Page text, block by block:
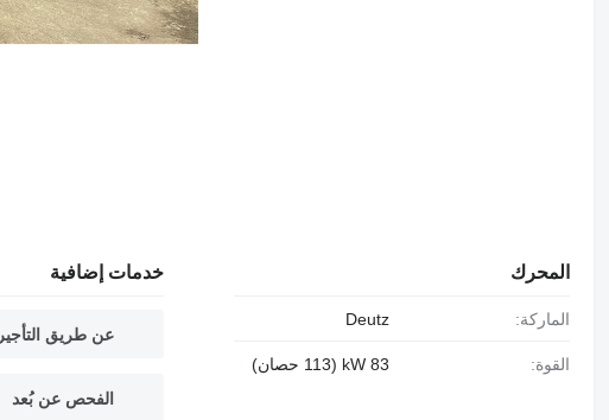
المحرك
الماركة: Deutz
القوة: 83 kW (113 حصان)
خدمات إضافية
عن طريق التأجير
الفحص عن بُعد